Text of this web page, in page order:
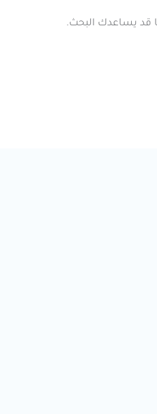
قد يساعدك البحث.